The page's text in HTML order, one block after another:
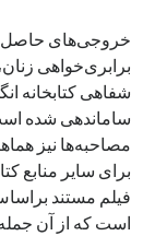
خروجی‌های حاصل
برابری‌خواهی
شفاهی کتابخانه
ساماندهی شده
مصاحبه‌ها نیز
برای سایر منابع
فیلم مستند
است که از آن